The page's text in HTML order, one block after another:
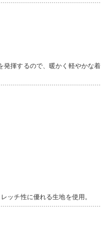
発揮するので、暖かく軽やかな着
ッチ性に優れる生地を使用。